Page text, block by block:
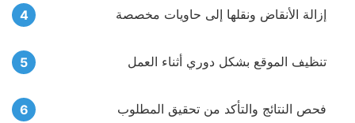
إزالة الأنقاض ونقلها إلى حاويات مخصصة
تنظيف الموقع بشكل دوري أثناء العمل
فحص النتائج والتأكد من تحقيق المطلوب